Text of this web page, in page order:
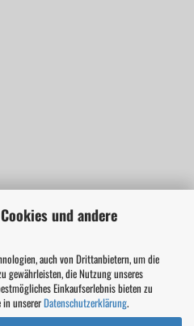
und andere
auch von Drittanbietern, um die
gewährleisten, die Nutzung unseres
Einkaufserlebnis bieten zu
unsererDatenschutzerklärung.